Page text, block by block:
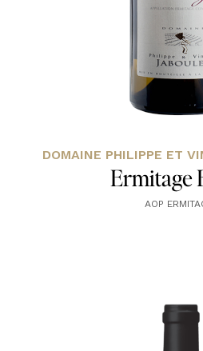
DOMAINE PHILIPPE ET
Ermitage
AOP